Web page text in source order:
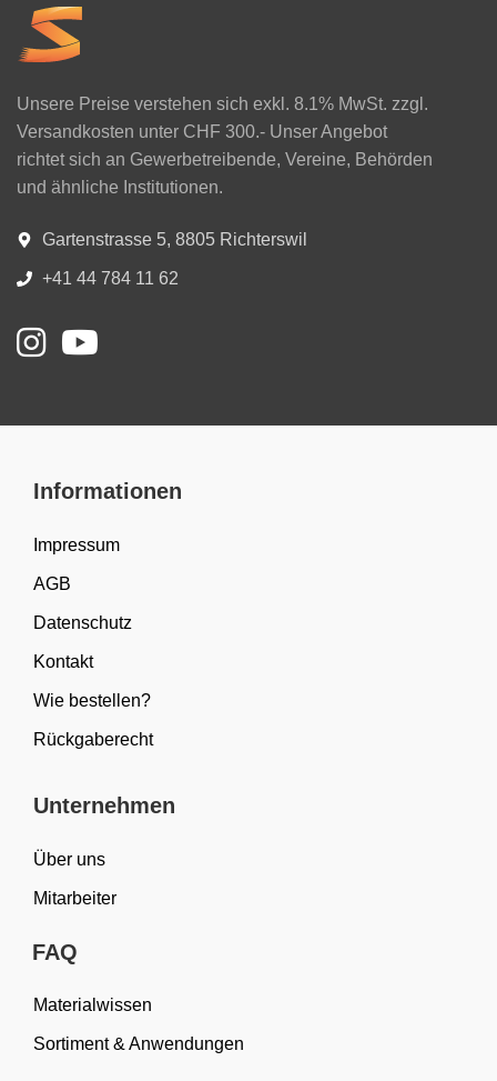
Unsere Preise verstehen sich exkl. 8.1% MwSt. zzgl.
Versandkosten unter CHF 300.- Unser Angebot
richtet sich an Gewerbetreibende, Vereine, Behörden
und ähnliche Institutionen.
Gartenstrasse 5, 8805 Richterswil
+41 44 784 11 62
Informationen
Impressum
AGB
Datenschutz
Kontakt
Wie bestellen?
Rückgaberecht
Unternehmen
Über uns
Mitarbeiter
FAQ
Materialwissen
Sortiment & Anwendungen